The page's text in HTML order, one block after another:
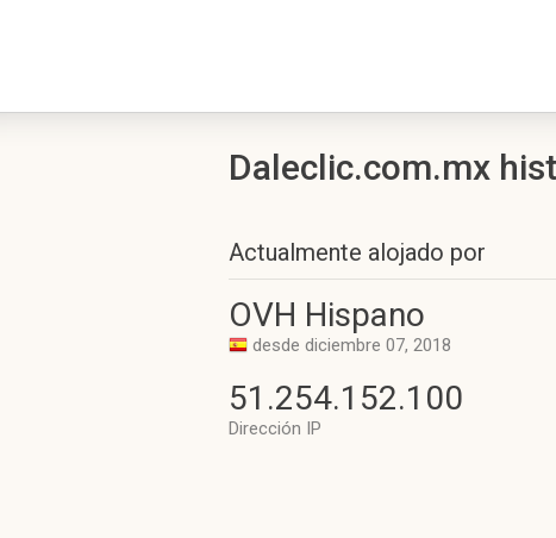
Daleclic.com.mx
Actualmente alojado por
OVH Hispano
desde diciembre 07, 2018
51.254.152.100
Dirección IP